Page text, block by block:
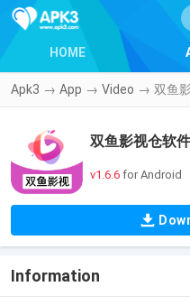
HOME
Apk3 → App → Video → 双鱼
双鱼影视仓软
v1.6.6 for Android
Information